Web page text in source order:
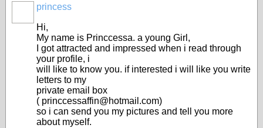
princess
Hi,
My name is Princcessa. a young Girl,
I got attracted and impressed when i read through
your profile, i
will like to know you. if interested i will like you write
letters to my
private email box
( princcessaffin@hotmail.com)
so i can send you my pictures and tell you more
about myself.